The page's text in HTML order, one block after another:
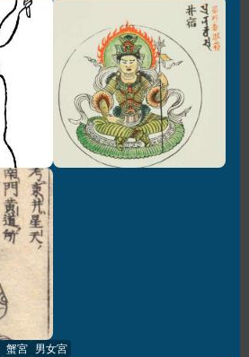
蟹宮 男女宮